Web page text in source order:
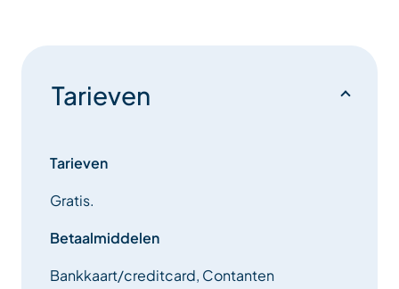
Tarieven
Tarieven
Gratis.
Betaalmiddelen
Bankkaart/creditcard, Contanten